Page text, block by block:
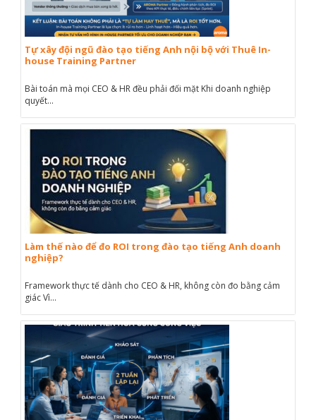
Tự xây đội ngũ đào tạo tiếng Anh nội bộ với Thuê In-
house Training Partner
Bài toán mà mọi CEO & HR đều phải đối mặt Khi doanh nghiệp
quyết...
Làm thế nào để đo ROI trong đào tạo tiếng Anh doanh
nghiệp?
Framework thực tế dành cho CEO & HR, không còn đo bằng cảm
giác Vì...